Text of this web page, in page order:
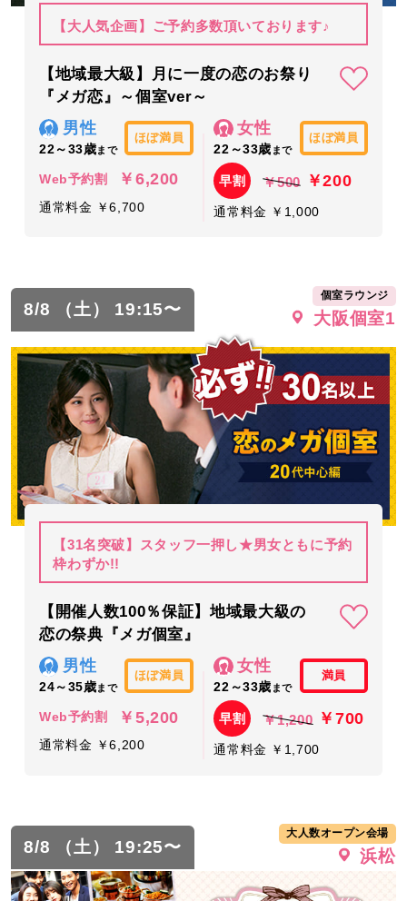
【大人気企画】ご予約多数頂いております♪
【地域最大級】月に一度の恋のお祭り
『メガ恋』～個室ver～
男性
22～33歳まで
ほぼ満員
Web予約割 ￥6,200
通常料金 ￥6,700
女性
22～33歳 まで
ほぼ満員
早割 ￥500 ￥200
通常料金 ￥1,000
8/8 （土） 19:15〜
個室ラウンジ
大阪個室1
【31名突破】スタッフ一押し★男女ともに予約
枠わずか!!
【開催人数100％保証】地域最大級の
恋の祭典『メガ個室』
男性
24～35歳まで
ほぼ満員
Web予約割 ￥5,200
通常料金 ￥6,200
女性
22～33歳 まで
満員
早割 ￥1,200 ￥700
通常料金 ￥1,700
8/8 （土） 19:25〜
大人数オープン会場
浜松